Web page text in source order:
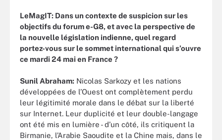
LeMagIT: Dans un contexte de suspicion sur les
objectifs du forum e-G8, et avec la perspective de
la nouvelle législation indienne, quel regard
portez-vous sur le sommet international qui s’ouvre
ce mardi 24 mai en France ?
Sunil Abraham: Nicolas Sarkozy et les nations
développées de l’Ouest ont complètement perdu
leur légitimité morale dans le débat sur la liberté
sur Internet. Leur duplicité et leur double-langage
ont été mis en lumière - d’un côté, ils critiquent la
Birmanie, l’Arabie Saoudite et la Chine mais, dans le